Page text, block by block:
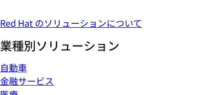
Red Hat のソリューションについて
業種別ソリューション
自動車
金融サービス